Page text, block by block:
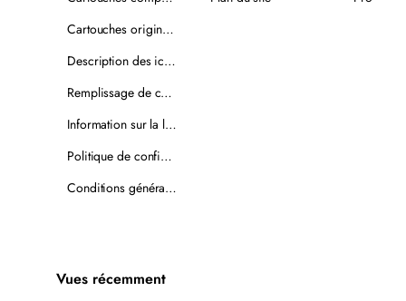
Cartouches originales
Description des icônes
Remplissage de cartouches
Information sur la livraison
Politique de confidentialité
Conditions générales de vente
Vues récemment